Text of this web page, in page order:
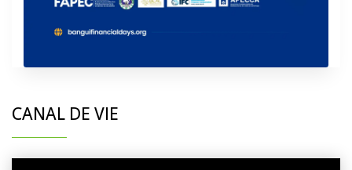
CANAL DE VIE